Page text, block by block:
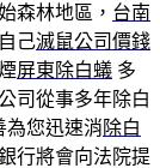
森林地區， 台南
己滅鼠公司價錢
屏東除白蟻 多
司從事多年除白
為您迅速消除白
行將會向法院提